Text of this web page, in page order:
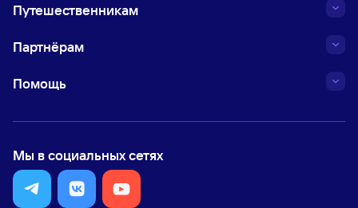
Путешественникам
Партнёрам
Помощь
Мы в социальных сетях